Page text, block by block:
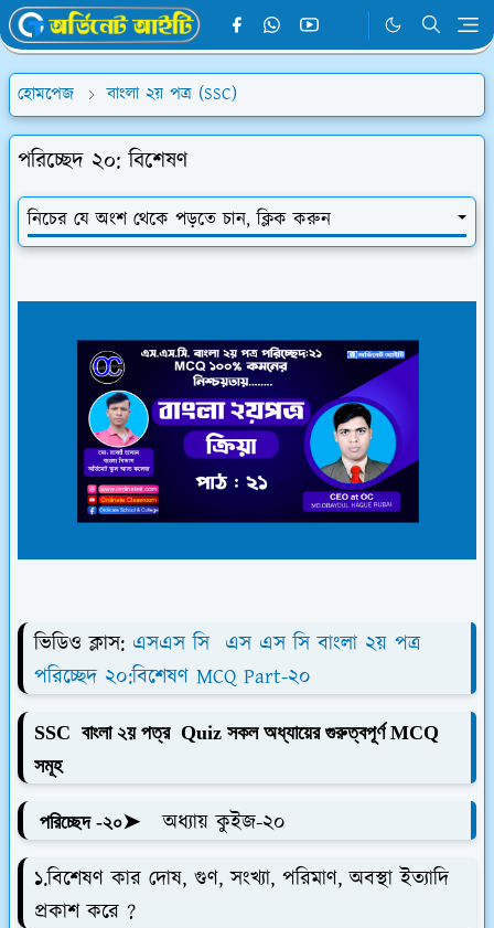
হোমপেজ বাংলা ২য় পত্র (SSC)
পরিচ্ছেদ ২০: বিশেষণ
নিচের যে অংশ থেকে পড়তে চান, ক্লিক করুন
ভিডিও ক্লাস: এসএস সি এস এস সি বাংলা ২য় পত্র
পরিচ্ছেদ ২০:বিশেষণ MCQ Part-২০
SSC বাংলা ২য় পত্র Quiz সকল অধ্যায়ের গুরুত্বপূর্ণ MCQ
সমূহ
পরিচ্ছেদ -২০➤ অধ্যায় কুইজ-২০
১.বিশেষণ কার দোষ, গুণ, সংখ্যা, পরিমাণ, অবস্থা ইত্যাদি
প্রকাশ করে ?